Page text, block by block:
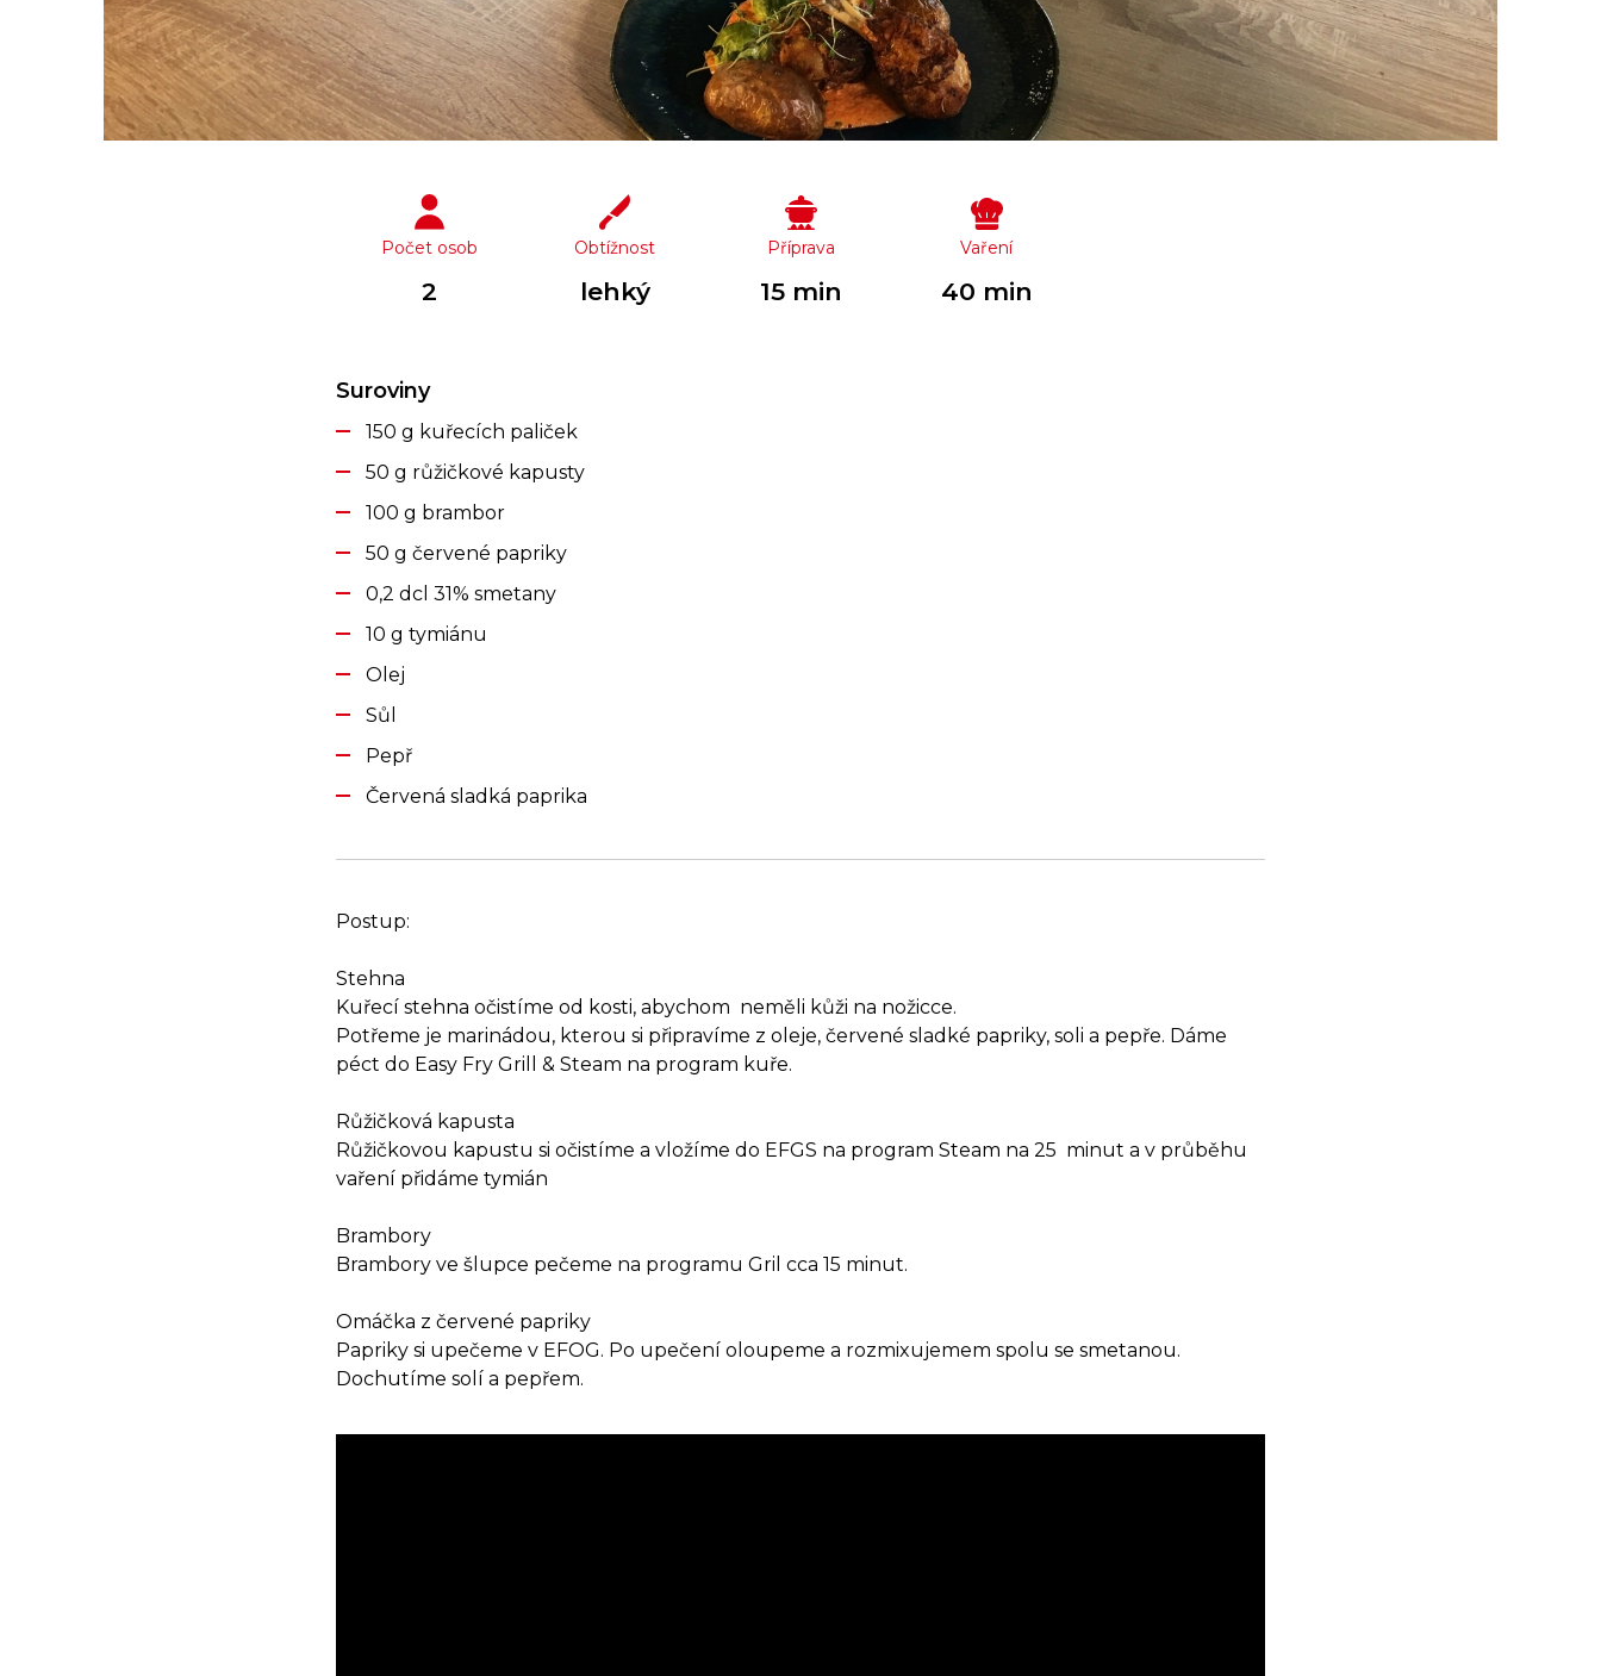
Počet osob
2
Obtížnost
lehký
Příprava
15 min
Vaření
40 min
Suroviny
150 g kuřecích paliček
50 g růžičkové kapusty
100 g brambor
50 g červené papriky
0,2 dcl 31% smetany
10 g tymiánu
Olej
Sůl
Pepř
Červená sladká paprika
Postup:
Stehna
Kuřecí stehna očistíme od kosti, abychom neměli kůži na nožicce.
Potřeme je marinádou, kterou si připravíme z oleje, červené sladké papriky, soli a pepře. Dáme
péct do Easy Fry Grill & Steam na program kuře.
Růžičková kapusta
Růžičkovou kapustu si očistíme a vložíme do EFGS na program Steam na 25 minut a v průběhu
vaření přidáme tymián
Brambory
Brambory ve šlupce pečeme na programu Gril cca 15 minut.
Omáčka z červené papriky
Papriky si upečeme v EFOG. Po upečení oloupeme a rozmixujemem spolu se smetanou.
Dochutíme solí a pepřem.